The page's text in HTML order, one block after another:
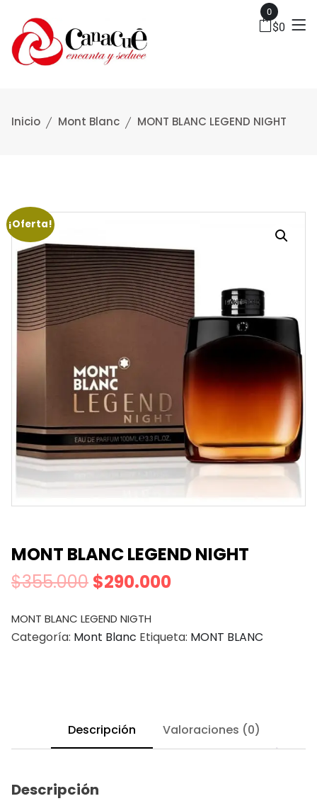
0
$0
Inicio Mont Blanc MONT BLANC LEGEND NIGHT
¡Oferta!
MONT BLANC LEGEND NIGHT
$355.000 $290.000
MONT BLANC LEGEND NIGTH
Categoría: Mont Blanc Etiqueta: MONT BLANC
Descripción Valoraciones (0)
Descripción